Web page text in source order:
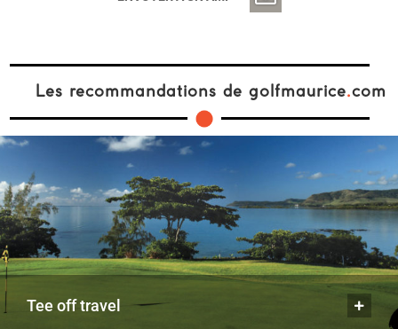
Les recommandations de golfmaurice.com
tee off travel